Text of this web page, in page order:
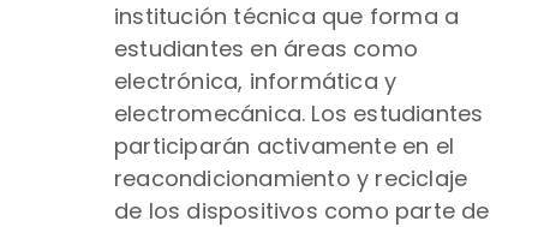
institución técnica que forma a
estudiantes en áreas como
electrónica, informática y
electromecánica. Los estudiantes
participarán activamente en el
reacondicionamiento y reciclaje
de los dispositivos como parte de